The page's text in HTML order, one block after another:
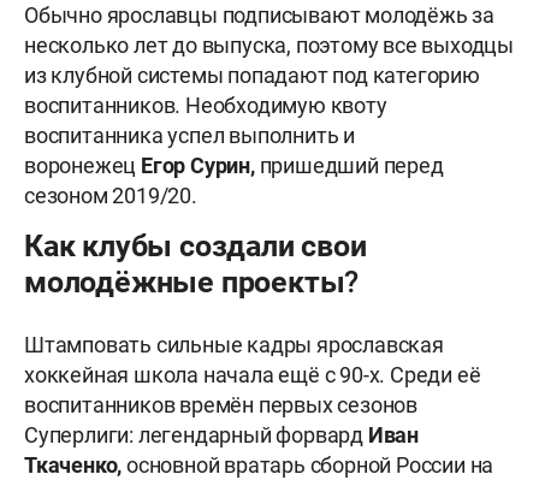
Обычно ярославцы подписывают молодёжь за
несколько лет до выпуска, поэтому все выходцы
из клубной системы попадают под категорию
воспитанников. Необходимую квоту
воспитанника успел выполнить и
воронежец Егор Сурин, пришедший перед
сезоном 2019/20.
Как клубы создали свои
молодёжные проекты?
Штамповать сильные кадры ярославская
хоккейная школа начала ещё с 90-х. Среди её
воспитанников времён первых сезонов
Суперлиги: легендарный форвард Иван
Ткаченко,основной вратарь сборной России на